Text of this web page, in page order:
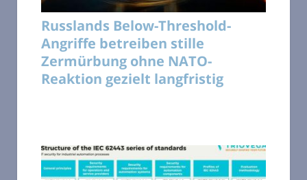
Russlands Below-Threshold-
Angriffe betreiben stille
Zermürbung ohne NATO-
Reaktion gezielt langfristig